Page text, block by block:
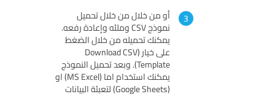
أو من خلال من خلال تحميل
نموذج CSV وملئه وإعادة رفعه.
يمكنك تحميله من خلال الضغط
على خيار (Download CSV
Template). وبعد تحميل النموذج
يمكنك استخدام اما (MS Excel) او
(Google Sheets) لتعبئة البيانات